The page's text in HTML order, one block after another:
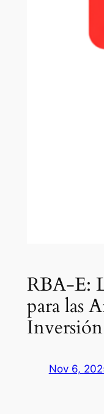
RBA-E:
para las
Nov 6,